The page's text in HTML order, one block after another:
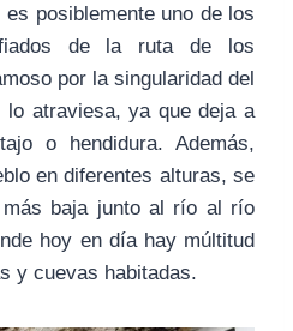
es posiblemente uno de los
de la ruta de los
por la singularidad del
atraviesa, ya que deja a
o hendidura. Además,
en diferentes alturas, se
baja junto al río al río
hoy en día hay múltitud
y cuevas habitadas.